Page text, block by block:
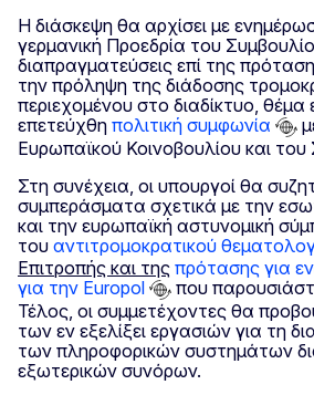
Η διάσκεψη θα αρχίσει με
γερμανική Προεδρία του
διαπραγματεύσεις επί της
την πρόληψη της διάδοσης
περιεχομένου στο διαδίκτυο, θέμα
επετεύχθη πολιτική συμφωνία
Ευρωπαϊκού Κοινοβουλίου και του
Στη συνέχεια, οι υπουργοί θα
συμπεράσματα σχετικά με την
και την ευρωπαϊκή αστυνομική
του αντιτρομοκρατικού
Επιτροπής και της πρότασης για
για την Europol
που
Τέλος, οι συμμετέχοντες θα
των εν εξελίξει εργασιών για τη
των πληροφορικών συστημάτων
εξωτερικών συνόρων.